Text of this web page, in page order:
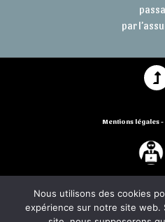
par
Mentions légales -
Nous utilisons des cookies
expérience sur notre site web.